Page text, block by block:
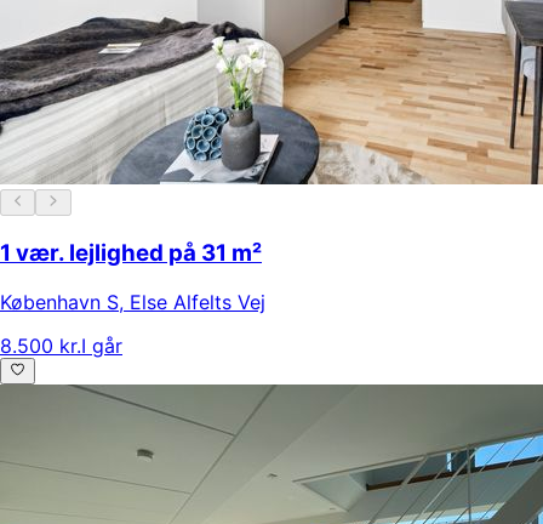
1 vær. lejlighed på 31 m²
København S, Else Alfelts Vej
8.500 kr.I går